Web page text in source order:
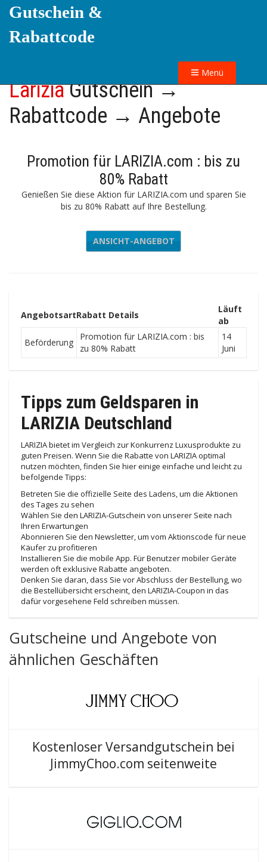
Gutschein &
Rabattcode
Menü
LariziaGutschein →
Rabattcode → Angebote
Promotion für LARIZIA.com : bis zu
80% Rabatt
Genießen Sie diese Aktion für LARIZIA.com und sparen Sie
bis zu 80% Rabatt auf Ihre Bestellung.
ANSICHT-ANGEBOT
AngebotsartRabatt Details
Läuft
ab
Beförderung
Promotion für LARIZIA.com : bis
zu 80% Rabatt
14
Juni
Tipps zum Geldsparen in
LARIZIA Deutschland
LARIZIA bietet im Vergleich zur Konkurrenz Luxusprodukte zu
guten Preisen. Wenn Sie die Rabatte von LARIZIA optimal
nutzen möchten, finden Sie hier einige einfache und leicht zu
befolgende Tipps:
Betreten Sie die offizielle Seite des Ladens, um die Aktionen
des Tages zu sehen
Wählen Sie den LARIZIA-Gutschein von unserer Seite nach
Ihren Erwartungen
Abonnieren Sie den Newsletter, um vom Aktionscode für neue
Käufer zu profitieren
Installieren Sie die mobile App. Für Benutzer mobiler Geräte
werden oft exklusive Rabatte angeboten.
Denken Sie daran, dass Sie vor Abschluss der Bestellung, wo
die Bestellübersicht erscheint, den LARIZIA-Coupon in das
dafür vorgesehene Feld schreiben müssen.
Gutscheine und Angebote von
ähnlichen Geschäften
Kostenloser Versandgutschein bei
JimmyChoo.com seitenweite